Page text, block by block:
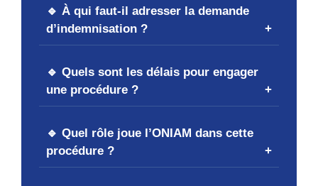
🔹 À qui faut-il adresser la demande
d’indemnisation ?
🔹 Quels sont les délais pour engager
une procédure ?
🔹 Quel rôle joue l’ONIAM dans cette
procédure ?